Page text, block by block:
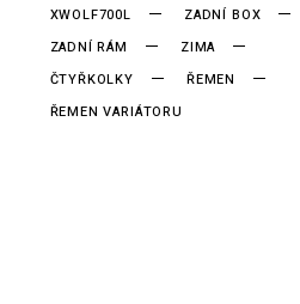
XWOLF700L
ZADNÍ BOX
ZADNÍ RÁM
ZIMA
ČTYŘKOLKY
ŘEMEN
ŘEMEN VARIÁTORU